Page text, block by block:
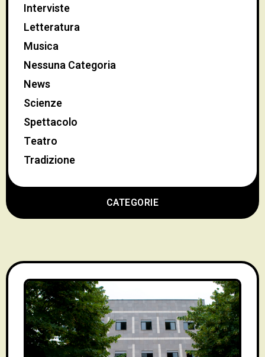
CATEGORIE
Interviste
Letteratura
Musica
Nessuna Categoria
News
Scienze
Spettacolo
Teatro
Tradizione